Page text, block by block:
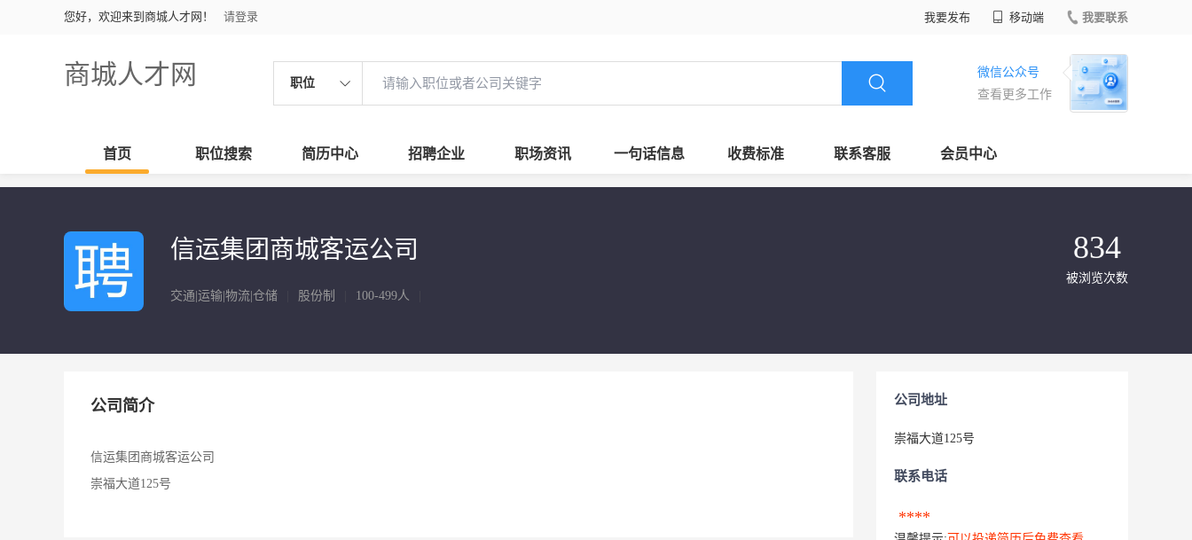
您好，欢迎来到商城人才网！ 请登录 我要发布 移动端 我要联系
商城人才网 职位
微信公众号
查看更多工作
首页 职位搜索 简历中心 招聘企业 职场资讯 一句话信息 收费标准 联系客服 会员中心
信运集团商城客运公司
交通|运输|物流|仓储 股份制 100-499人
834
被浏览次数
公司简介
信运集团商城客运公司
崇福大道125号
公司地址
崇福大道125号
联系电话
****